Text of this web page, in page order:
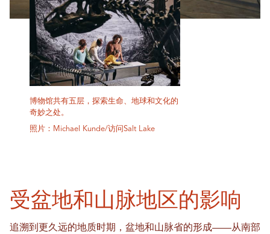
博物馆共有五层，探索生命、地球和文化的
奇妙之处。
照片：Michael Kunde/访问Salt Lake
受盆地和山脉地区的影响
追溯到更久远的地质时期，盆地和山脉省的形成——从南部